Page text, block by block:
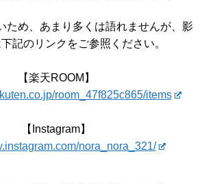
ため、あまり多くは語れませんが、影
記のリンクをご参照ください。
【楽天ROOM】
room_47f825c865/items
【Instagram】
nora_nora_321/